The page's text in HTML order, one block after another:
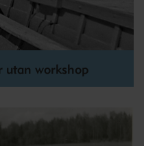
utan workshop